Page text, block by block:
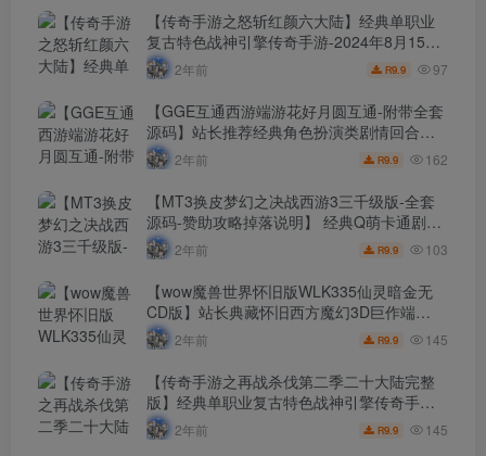
IOS双端版本！
【传奇手游之怒斩红颜六大陆】经典单职业
复古特色战神引擎传奇手游-2024年8月15日
最新打包Win服务端源码视频架设教程-新版
GM多功能网页授权物品后台-GM直冲网页后
台-安卓苹果IOS双端版本！
2年前 R9.9 97
【GGE互通西游端游花好月圆互通-附带全套
源码】站长推荐经典角色扮演类剧情回合端
游-2024年8月15日最新打包Win服务端源码
架设教程-全套源码-配套完整PC客户端-安卓
版本！
2年前 R9.9 162
【MT3换皮梦幻之决战西游3三千级版-全套
源码-赞助攻略掉落说明】 经典Q萌卡通剧情
人物回合动作手游-2024年8月14日最新打包
Linux服务端源码视频架设教程-多功能GM网
页后台-管理后台-安卓苹果IOS双端版本！
2年前 R9.9 103
【wow魔兽世界怀旧版WLK335仙灵暗金无
CD版】站长典藏怀旧西方魔幻3D巨作端
游-2024年8月14日最新整理打包Win服务端
源码视频架设教程-网页注册-GM指令教程-完
整PC客户端！
2年前 R9.9 145
【传奇手游之再战杀伐第二季二十大陆完整
版】经典单职业复古特色战神引擎传奇手
游-2024年8月14日最新打包Win服务端源码
视频架设教程-新版GM多功能网页授权物品
2年前 R9.9 145